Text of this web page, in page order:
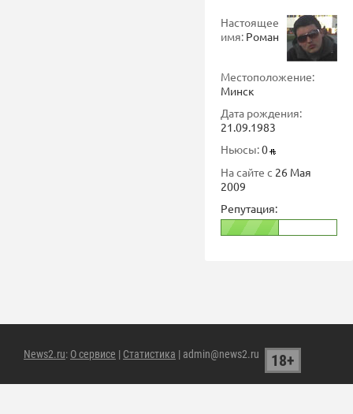
Настоящее
имя: Роман
Местоположение:
Минск
Дата рождения:
21.09.1983
Ньюсы:0
На сайте с 26 Мая
2009
Репутация:
News2.ru: О сервисе | Статистика | admin@news2.ru 18+